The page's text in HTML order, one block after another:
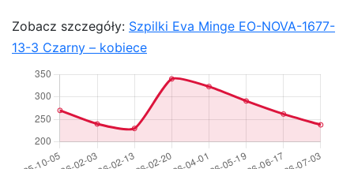
Zobacz szczegóły: Szpilki Eva Minge EO-NOVA-1677-
13-3 Czarny – kobiece